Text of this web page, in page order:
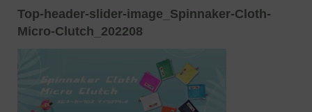
Top-header-slider-image_Spinnaker-Cloth-
Micro-Clutch_202208